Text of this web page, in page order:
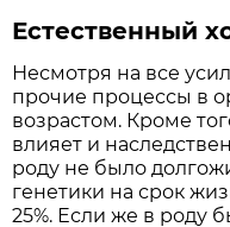
Естественный
Несмотря на все
прочие процессы в
возрастом. Кроме
влияет и
роду не было
генетики на срок
25%. Если же в роду